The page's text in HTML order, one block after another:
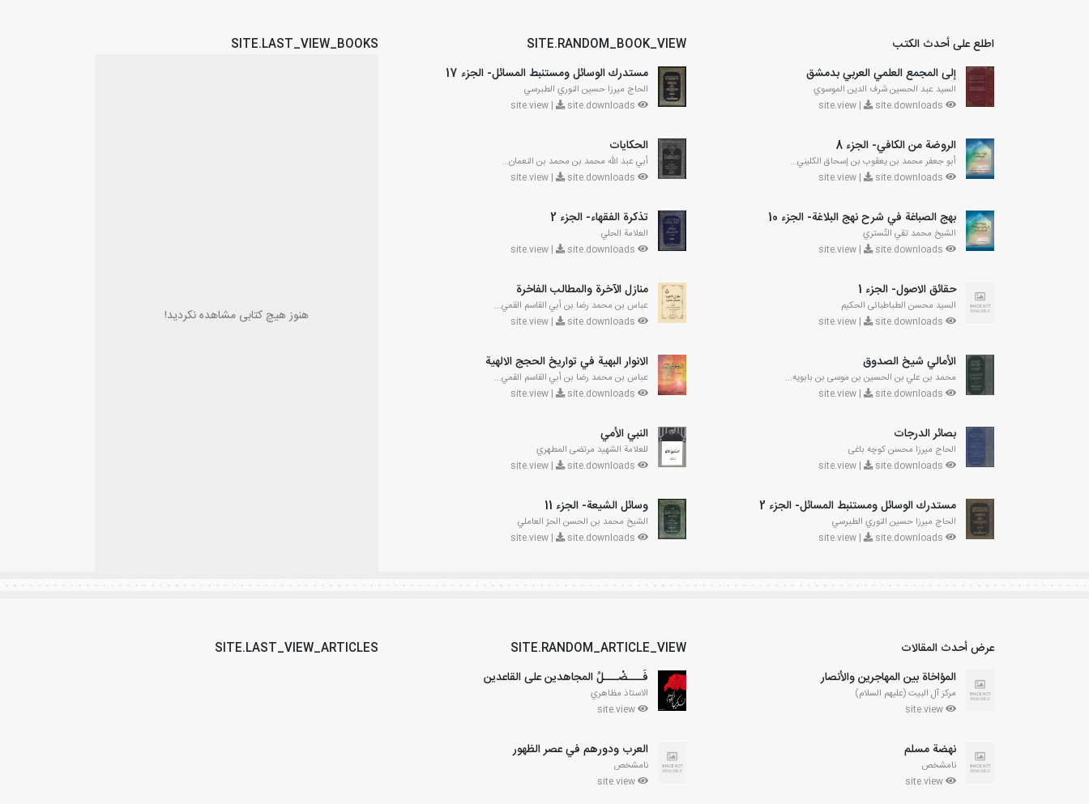
اطلع على أحدث الكتب
إلى المجمع العلمي العربي بدمشق
السيد عبد الحسين شرف الدين الموسوي
site.downloads
الروضة من الكافي- الجزء 8
أبو جعفر محمد بن يعقوب بن إسحاق الكليني...
site.downloads
بهج الصباغة في شرح نهج البلاغة- الجزء 10
الشيخ محمد تقي التّستري
site.downloads
حقائق الاصول- الجزء 1
السيد محسن الطباطبائى الحكيم
site.downloads
الأمالي شيخ الصدوق
محمد بن علي بن الحسين بن موسى بن بابويه...
site.downloads
بصائر الدرجات
الحاج ميرزا محسن كوچه باغی
site.downloads
مستدرك الوسائل ومستنبط المسائل- الجزء 2
الحاج ميرزا حسين النوري الطبرسي
site.downloads
SITE.RANDOM_BOOK_VIEW
مستدرك الوسائل ومستنبط المسائل- الجزء 17
الحاج ميرزا حسين النوري الطبرسي
site.downloads
الحكايات
أبي عبد الله محمد بن محمد بن النعمان...
site.downloads
تذكرة الفقهاء- الجزء 2
العلامة الحلي
site.downloads
منازل الآخرة والمطالب الفاخرة
عباس بن محمد رضا بن أبي القاسم القمي...
site.downloads
الانوار البهية في تواريخ الحجج الالهية
عباس بن محمد رضا بن أبي القاسم القمي...
site.downloads
النبي الأمي
للعلامة الشهيد مرتضى المطهري
site.downloads
وسائل الشيعة- الجزء 11
الشيخ محمد بن الحسن الحرّ العاملي
site.downloads
SITE.LAST_VIEW_BOOKS
هنوز هیچ کتابی مشاهده نکردید!
عرض أحدث المقالات
المؤاخاة بين المهاجرين والأنصار
مركز آل البيت (عليهم السلام)
نهضة مسلم
نامشخص
SITE.RANDOM_ARTICLE_VIEW
فَـــضْـــلُ المجاهدين على القاعدين
الاستاذ مظاهري
العرب ودورهم في عصر الظهور
نامشخص
SITE.LAST_VIEW_ARTICLES